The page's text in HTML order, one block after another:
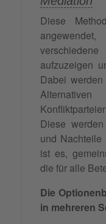
Diese
aufzuzeigen
Dabei
Diese
und Nachteile
ist es,
die für alle
Die
in mehreren